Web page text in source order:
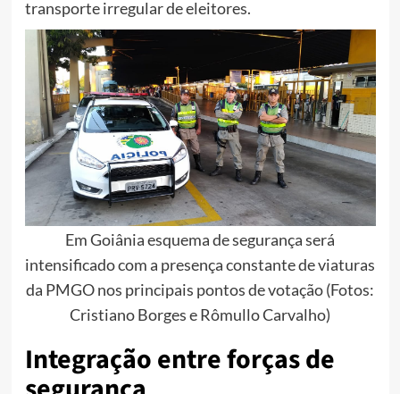
transporte irregular de eleitores.
Em Goiânia esquema de segurança será
intensificado com a presença constante de viaturas
da PMGO nos principais pontos de votação (Fotos:
Cristiano Borges e Rômullo Carvalho)
Integração entre forças de